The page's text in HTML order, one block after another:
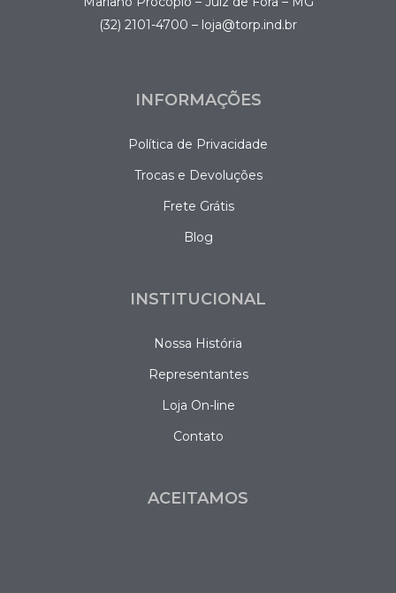
(32) 2101-4700 – loja@torp.ind.br
INFORMAÇÕES
Política de Privacidade
Trocas e Devoluções
Frete Grátis
Blog
INSTITUCIONAL
Nossa História
Representantes
Loja On-line
Contato
ACEITAMOS